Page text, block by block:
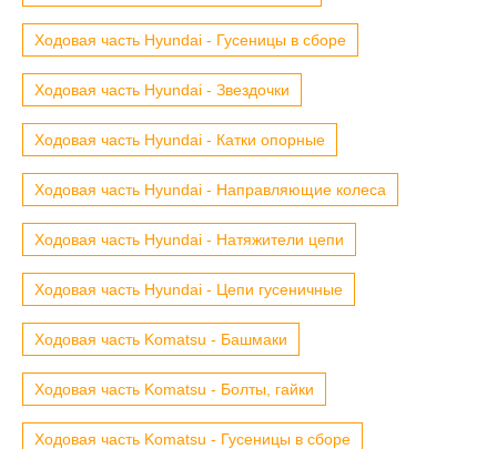
Ходовая часть Hyundai - Гусеницы в сборе
Ходовая часть Hyundai - Звездочки
Ходовая часть Hyundai - Катки опорные
Ходовая часть Hyundai - Направляющие колеса
Ходовая часть Hyundai - Натяжители цепи
Ходовая часть Hyundai - Цепи гусеничные
Ходовая часть Komatsu - Башмаки
Ходовая часть Komatsu - Болты, гайки
Ходовая часть Komatsu - Гусеницы в сборе